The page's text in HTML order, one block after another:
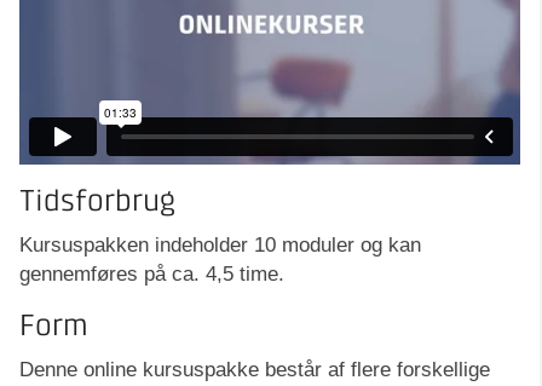
Tidsforbrug
Kursuspakken indeholder 10 moduler og kan
gennemføres på ca. 4,5 time.
Form
Denne online kursuspakke består af flere forskellige